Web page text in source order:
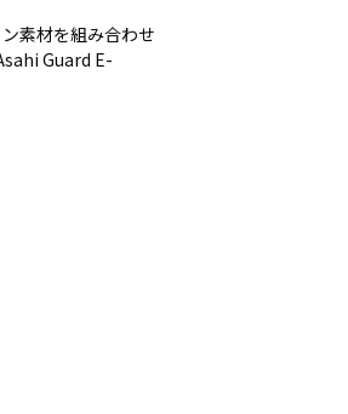
素材を組み合わせ
Guard E-